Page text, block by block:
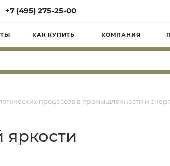
+7 (495) 275-25-00
КАК КУПИТЬ КОМПАНИЯ
процессов в промышленности и